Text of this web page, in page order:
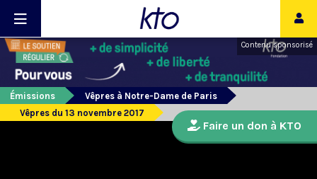
Contenu sponsorisé
Émissions
Vêpres à Notre-Dame de Paris
Vêpres du 13 novembre 2017
Faire un don à KTO